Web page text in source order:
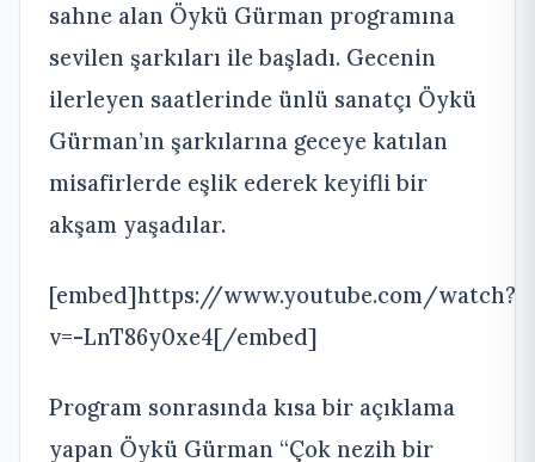
sahne alan Öykü Gürman programına
sevilen şarkıları ile başladı. Gecenin
ilerleyen saatlerinde ünlü sanatçı Öykü
Gürman’ın şarkılarına geceye katılan
misafirlerde eşlik ederek keyifli bir
akşam yaşadılar.
[embed]https://www.youtube.com/watch?
v=-LnT86y0xe4[/embed]
Program sonrasında kısa bir açıklama
yapan Öykü Gürman “Çok nezih bir